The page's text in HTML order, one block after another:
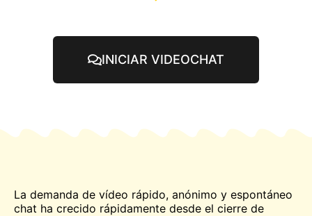
INICIAR VIDEOCHAT
La demanda de vídeo rápido, anónimo y espontáneo
chat ha crecido rápidamente desde el cierre de